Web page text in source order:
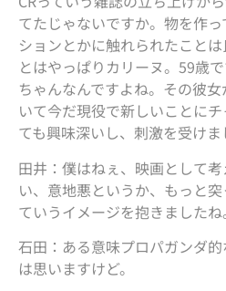
てたじゃないですか。物を作
ションとかに触れられたこと
とはやっぱりカリーヌ。59歳
ちゃんなんですよね。その彼
いて今だ現役で新しいことに
ても興味深いし、刺激を受けま
田井：僕はねぇ、映画として
い、意地悪というか、もっと
ていうイメージを抱きましたね
石田：ある意味プロパガンダ
は思いますけど。